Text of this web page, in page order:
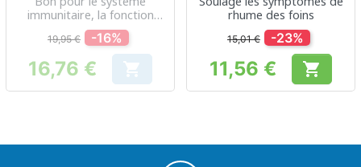
immunitaire, la fonction
musculaire, l'ossature et la
dentition
19,95 € -16%
Prix
16,76 € 
rhume des foins
15,01 € -23%
Prix
11,56 € 